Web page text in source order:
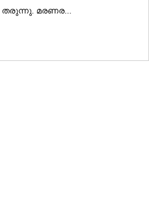
തരുന്നു. മരണര...